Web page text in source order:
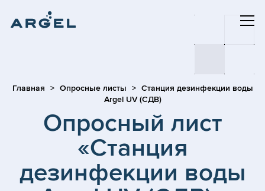
Главная Опросные листы
Станция дезинфекции воды
Argel UV (СДВ)
Опросный лист
«Станция
дезинфекции воды